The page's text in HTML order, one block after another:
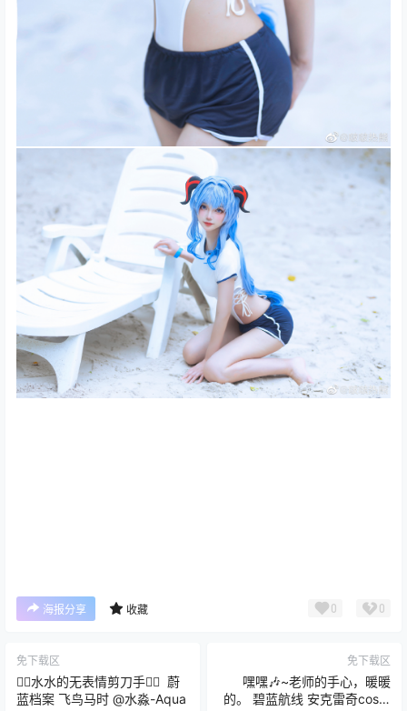
海报分享 收藏 0 0
免下载区
✌🏻水水的无表情剪刀手✌🏻 ​​​ 蔚
蓝档案 飞鸟马时 @水淼-Aqua
免下载区
嘿嘿🎶~老师的手心，暖暖
的。 碧蓝航线 安克雷奇cos@